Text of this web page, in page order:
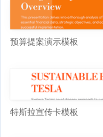
预算提案演示模板
特斯拉宣传卡模板